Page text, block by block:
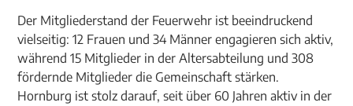
Der Mitgliederstand der Feuerwehr ist beeindruckend
vielseitig: 12 Frauen und 34 Männer engagieren sich aktiv,
während 15 Mitglieder in der Altersabteilung und 308
fördernde Mitglieder die Gemeinschaft stärken.
Hornburg ist stolz darauf, seit über 60 Jahren aktiv in der